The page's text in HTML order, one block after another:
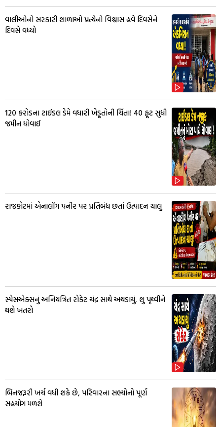
વાલીઓનો સરકારી શાળાઓ પ્રત્યેનો વિશ્વાસ હવે દિવસેને
દિવસે વધ્યો
₹120 કરોડના ટાઈડલ ડેમે વધારી ખેડૂતોની ચિંતા! 40 ફૂટ સુધી
જમીન ધોવાઈ
રાજકોટમાં એનાલૉગ પનીર પર પ્રતિબંધ છતાં ઉત્પાદન ચાલુ
સ્પેસએક્સનું અનિયંત્રિત રોકેટ ચંદ્ર સાથે અથડાયું, શુ પૃથ્વીને
થશે ખતરો
બિનજરૂરી ખર્ચ વધી શકે છે, પરિવારના સભ્યોનો પૂર્ણ
સહયોગ મળશે